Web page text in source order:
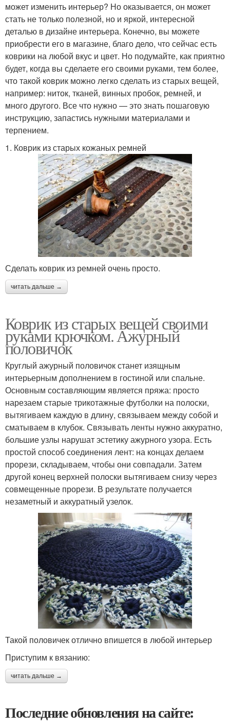
может изменить интерьер? Но оказывается, он может
стать не только полезной, но и яркой, интересной
деталью в дизайне интерьера. Конечно, вы можете
приобрести его в магазине, благо дело, что сейчас есть
коврики на любой вкус и цвет. Но подумайте, как приятно
будет, когда вы сделаете его своими руками, тем более,
что такой коврик можно легко сделать из старых вещей,
например: ниток, тканей, винных пробок, ремней, и
много другого. Все что нужно — это знать пошаговую
инструкцию, запастись нужными материалами и
терпением.
1. Коврик из старых кожаных ремней
Сделать коврик из ремней очень просто.
читать дальше →
Коврик из старых вещей своими
руками крючком. Ажурный
половичок
Круглый ажурный половичок станет изящным
интерьерным дополнением в гостиной или спальне.
Основным составляющим является пряжа: просто
нарезаем старые трикотажные футболки на полоски,
вытягиваем каждую в длину, связываем между собой и
сматываем в клубок. Связывать ленты нужно аккуратно,
большие узлы нарушат эстетику ажурного узора. Есть
простой способ соединения лент: на концах делаем
прорези, складываем, чтобы они совпадали. Затем
другой конец верхней полоски вытягиваем снизу через
совмещенные прорези. В результате получается
незаметный и аккуратный узелок.
Такой половичек отлично впишется в любой интерьер
Приступим к вязанию:
читать дальше →
Последние обновления на сайте: